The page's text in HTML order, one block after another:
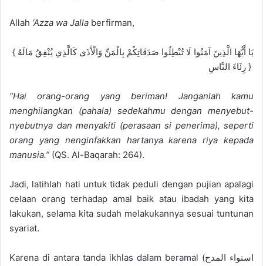
Allah ‘Azza wa Jalla berfirman,
{ يَا أَيُّهَا الَّذِينَ آمَنُوا لَا تُبْطِلُوا صَدَقَاتِكُمْ بِالْمَنِّ وَالْأَذَى كَالَّذِي يُنْفِقُ مَالَهُ
رِئَاءَ النَّاسِ }
“Hai orang-orang yang beriman! Janganlah kamu
menghilangkan (pahala) sedekahmu dengan menyebut-
nyebutnya dan menyakiti (perasaan si penerima), seperti
orang yang nenginfakkan hartanya karena riya kepada
manusia.” (QS. Al-Baqarah: 264).
Jadi, latihlah hati untuk tidak peduli dengan pujian apalagi
celaan orang terhadap amal baik atau ibadah yang kita
lakukan, selama kita sudah melakukannya sesuai tuntunan
syariat.
Karena di antara tanda ikhlas dalam beramal (استواء المدح